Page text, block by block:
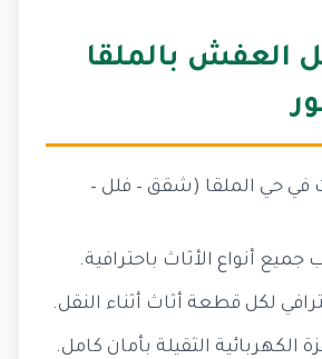
العفش بالملقا
في حي الملقا (شقق – فلل –
أنواع الأثاث باحترافية.
لكل قطعة أثاث أثناء النقل.
الكهربائية الثقيلة بأمان كامل.